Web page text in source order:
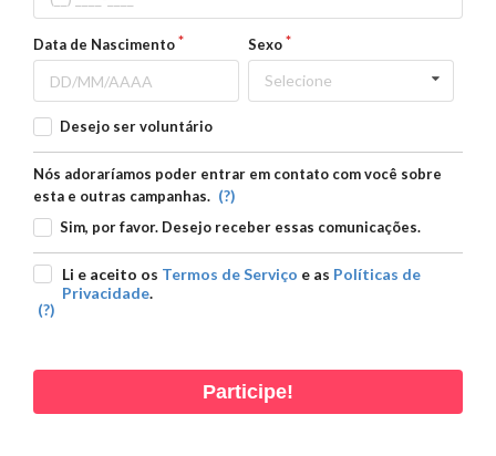
Data de Nascimento Sexo
Selecione
Desejo ser voluntário
Nós adoraríamos poder entrar em contato com você sobre
esta e outras campanhas. (?)
Sim, por favor. Desejo receber essas comunicações.
Li e aceito os Termos de Serviço e as Políticas de
Privacidade.
(?)
Participe!